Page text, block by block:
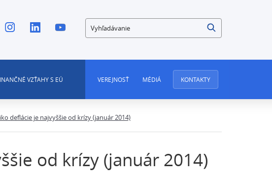
Vyhľadávanie
VZŤAHY S EÚ VEREJNOSŤ MÉDIÁ KONTAKTY
deflácie je najvyššie od krízy (január 2014)
od krízy (január 2014)